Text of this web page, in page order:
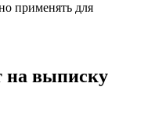
применять для
на выписку